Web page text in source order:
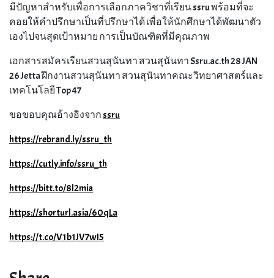
มีปัญหาสำหรับเพื่อการเลือกภาควิชาที่เรียน ssru พร้อมที่จะ
คอยให้คำปรึกษาเป็นที่ปรึกษาได้ เพื่อให้นักศึกษาได้พัฒนาตัว
เองไปจนสุดเป้าหมาย การเป็นบัณฑิตที่มีคุณภาพ
เอกสารสมัครเรียนสวนสุนันทา สวนสุนันทา Ssru.ac.th 28 JAN
26 Jetta ฝึกงานสวนสุนันทา สวนสุนันทาคณะวิทยาศาสตร์และ
เทคโนโลยี Top 47
ขอขอบคุณอ้างอิงจากssru
https://rebrand.ly/ssru_th
https://cutly.info/ssru_th
https://bitt.to/8l2mia
https://shorturl.asia/60qLa
https://t.co/V1b1JV7wI5